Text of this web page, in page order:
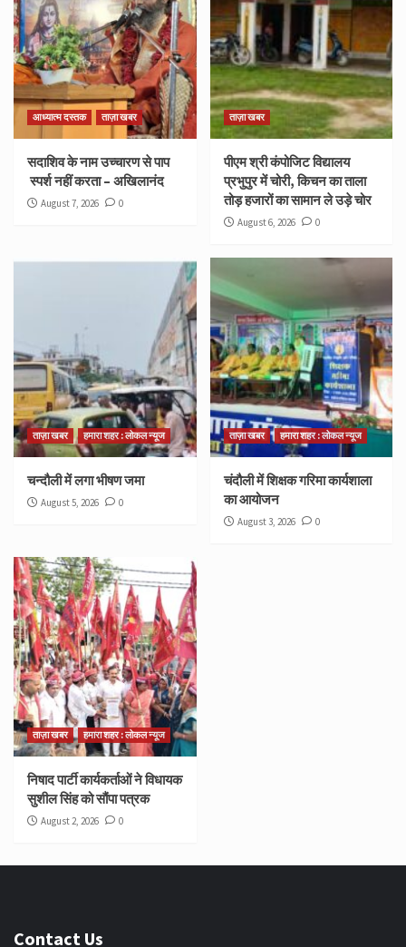
आध्यात्म दस्तक ताज़ा खबर
सदाशिव के नाम उच्चारण से पाप
स्पर्श नहीं करता – अखिलानंद
August 7, 2026 0
ताज़ा खबर
पीएम श्री कंपोजिट विद्यालय
प्रभुपुर में चोरी, किचन का ताला
तोड़ हजारों का सामान ले उड़े चोर
August 6, 2026 0
ताज़ा खबर हमारा शहर : लोकल न्यूज
चन्दौली में लगा भीषण जमा
August 5, 2026 0
ताज़ा खबर हमारा शहर : लोकल न्यूज
चंदौली में शिक्षक गरिमा कार्यशाला
का आयोजन
August 3, 2026 0
ताज़ा खबर हमारा शहर : लोकल न्यूज
निषाद पार्टी कार्यकर्ताओं ने विधायक
सुशील सिंह को सौंपा पत्रक
August 2, 2026 0
Contact Us